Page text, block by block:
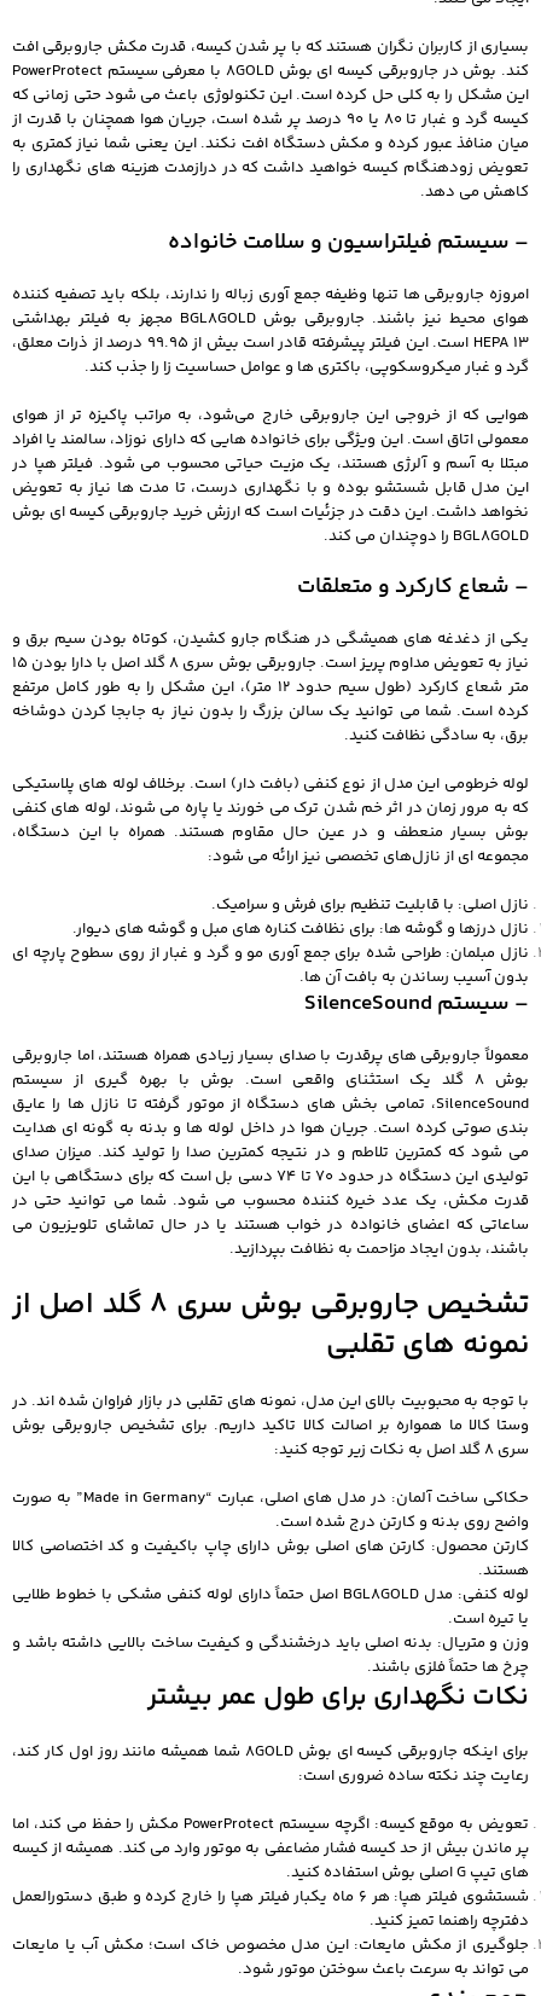
بسیاری از کاربران نگران هستند که با پر شدن کیسه، قدرت مکش جاروبرقی افت
کند. بوش در جاروبرقی کیسه ای بوش 8GOLD با معرفی سیستم PowerProtect
این مشکل را به کلی حل کرده است. این تکنولوژی باعث می‌ شود حتی زمانی که
کیسه گرد و غبار تا 80 یا 90 درصد پر شده است، جریان هوا همچنان با قدرت از
میان منافذ عبور کرده و مکش دستگاه افت نکند. این یعنی شما نیاز کمتری به
تعویض زودهنگام کیسه خواهید داشت که در درازمدت هزینه‌ های نگهداری را
کاهش می‌ دهد.
– سیستم فیلتراسیون و سلامت خانواده
امروزه جاروبرقی‌ ها تنها وظیفه جمع‌ آوری زباله را ندارند، بلکه باید تصفیه‌ کننده
هوای محیط نیز باشند. جاروبرقی بوش BGL8GOLD مجهز به فیلتر بهداشتی
HEPA 13 است. این فیلتر پیشرفته قادر است بیش از 99.95 درصد از ذرات معلق،
گرد و غبار میکروسکوپی، باکتری‌ ها و عوامل حساسیت‌ زا را جذب کند.
هوایی که از خروجی این جاروبرقی خارج می‌شود، به مراتب پاکیزه‌ تر از هوای
معمولی اتاق است. این ویژگی برای خانواده‌ هایی که دارای نوزاد، سالمند یا افراد
مبتلا به آسم و آلرژی هستند، یک مزیت حیاتی محسوب می‌ شود. فیلتر هپا در
این مدل قابل شستشو بوده و با نگهداری درست، تا مدت‌ ها نیاز به تعویض
نخواهد داشت. این دقت در جزئیات است که ارزش خرید جاروبرقی کیسه ای بوش
BGL8GOLD را دوچندان می‌ کند.
– شعاع کارکرد و متعلقات
یکی از دغدغه‌ های همیشگی در هنگام جارو کشیدن، کوتاه بودن سیم برق و
نیاز به تعویض مداوم پریز است. جاروبرقی بوش سری 8 گلد اصل با دارا بودن 15
متر شعاع کارکرد (طول سیم حدود 12 متر)، این مشکل را به طور کامل مرتفع
کرده است. شما می‌ توانید یک سالن بزرگ را بدون نیاز به جابجا کردن دوشاخه
برق، به سادگی نظافت کنید.
لوله خرطومی این مدل از نوع کنفی (بافت‌ دار) است. برخلاف لوله‌ های پلاستیکی
که به مرور زمان در اثر خم شدن ترک می‌ خورند یا پاره می‌ شوند، لوله‌ های کنفی
بوش بسیار منعطف و در عین حال مقاوم هستند. همراه با این دستگاه،
مجموعه‌ ای از نازل‌های تخصصی نیز ارائه می‌ شود:
نازل اصلی: با قابلیت تنظیم برای فرش و سرامیک.
نازل درزها و گوشه‌ ها: برای نظافت کناره‌ های مبل و گوشه‌ های دیوار.
نازل مبلمان: طراحی شده برای جمع‌ آوری مو و گرد و غبار از روی سطوح پارچه‌ ای
بدون آسیب رساندن به بافت آن‌ ها.
– سیستم SilenceSound
معمولاً جاروبرقی‌ های پرقدرت با صدای بسیار زیادی همراه هستند، اما جاروبرقی
بوش 8 گلد یک استثنای واقعی است. بوش با بهره‌ گیری از سیستم
SilenceSound، تمامی بخش‌ های دستگاه از موتور گرفته تا نازل‌ ها را عایق‌
بندی صوتی کرده است. جریان هوا در داخل لوله‌ ها و بدنه به گونه‌ ای هدایت
می‌ شود که کمترین تلاطم و در نتیجه کمترین صدا را تولید کند. میزان صدای
تولیدی این دستگاه در حدود 70 تا 74 دسی‌ بل است که برای دستگاهی با این
قدرت مکش، یک عدد خیره‌ کننده محسوب می‌ شود. شما می‌ توانید حتی در
ساعاتی که اعضای خانواده در خواب هستند یا در حال تماشای تلویزیون می‌
باشند، بدون ایجاد مزاحمت به نظافت بپردازید.
تشخیص جاروبرقی بوش سری 8 گلد اصل از
نمونه‌ های تقلبی
با توجه به محبوبیت بالای این مدل، نمونه‌ های تقلبی در بازار فراوان شده‌ اند. در
وستا کالا ما همواره بر اصالت کالا تاکید داریم. برای تشخیص جاروبرقی بوش
سری 8 گلد اصل به نکات زیر توجه کنید:
حکاکی ساخت آلمان: در مدل‌ های اصلی، عبارت “Made in Germany” به صورت
واضح روی بدنه و کارتن درج شده است.
کارتن محصول: کارتن‌ های اصلی بوش دارای چاپ باکیفیت و کد اختصاصی کالا
هستند.
لوله کنفی: مدل BGL8GOLD اصل حتماً دارای لوله کنفی مشکی با خطوط طلایی
یا تیره است.
وزن و متریال: بدنه اصلی باید درخشندگی و کیفیت ساخت بالایی داشته باشد و
چرخ‌ ها حتماً فلزی باشند.
نکات نگهداری برای طول عمر بیشتر
برای اینکه جاروبرقی کیسه ای بوش 8GOLD شما همیشه مانند روز اول کار کند،
رعایت چند نکته ساده ضروری است:
تعویض به موقع کیسه: اگرچه سیستم PowerProtect مکش را حفظ می‌ کند، اما
پر ماندن بیش از حد کیسه فشار مضاعفی به موتور وارد می‌ کند. همیشه از کیسه‌
های تیپ G اصلی بوش استفاده کنید.
شستشوی فیلتر هپا: هر 6 ماه یکبار فیلتر هپا را خارج کرده و طبق دستورالعمل
دفترچه راهنما تمیز کنید.
جلوگیری از مکش مایعات: این مدل مخصوص خاک است؛ مکش آب یا مایعات
می‌ تواند به سرعت باعث سوختن موتور شود.